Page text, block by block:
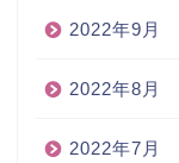
2022年9月
2022年8月
2022年7月